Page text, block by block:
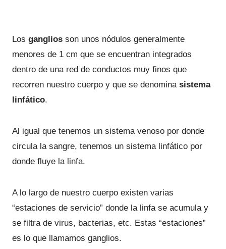
Los ganglios son unos nódulos generalmente
menores de 1 cm que se encuentran integrados
dentro de una red de conductos muy finos que
recorren nuestro cuerpo y que se denomina sistema
linfático.
Al igual que tenemos un sistema venoso por donde
circula la sangre, tenemos un sistema linfático por
donde fluye la linfa.
A lo largo de nuestro cuerpo existen varias
“estaciones de servicio” donde la linfa se acumula y
se filtra de virus, bacterias, etc. Estas “estaciones”
es lo que llamamos ganglios.